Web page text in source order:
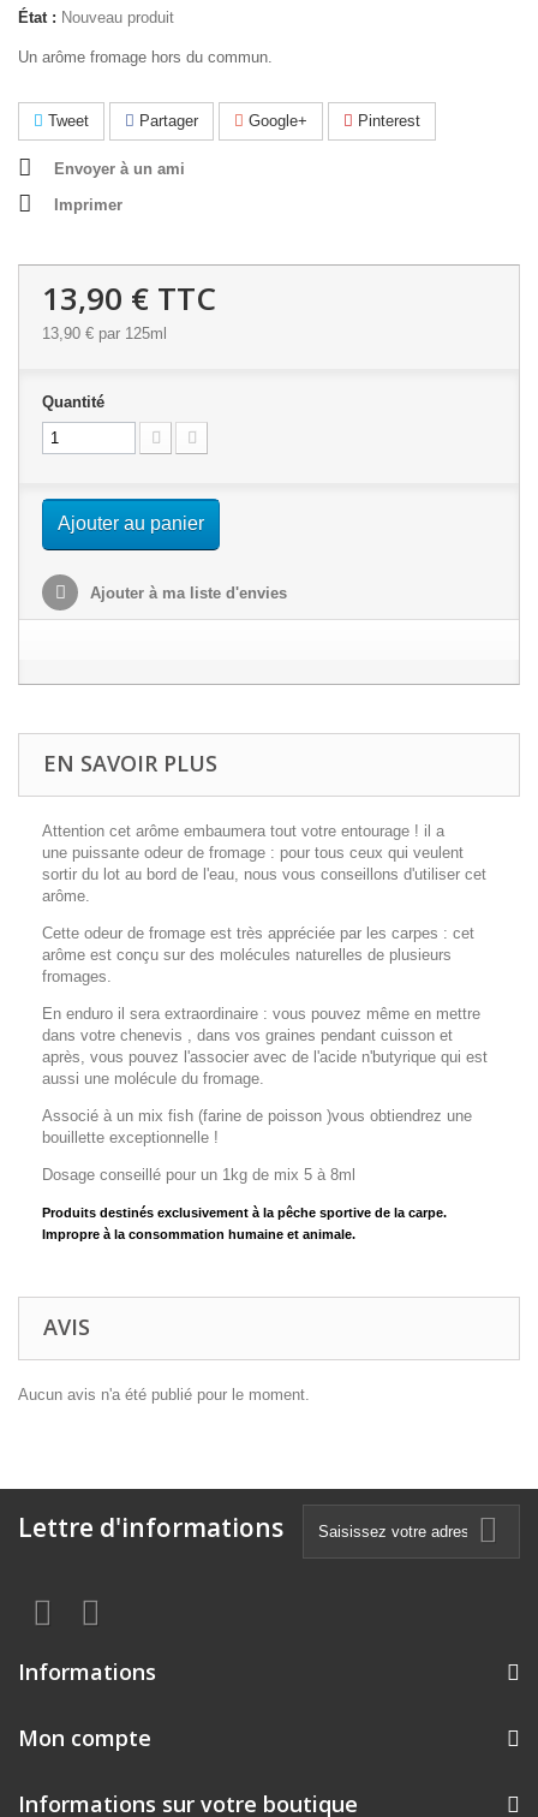
État : Nouveau produit
Un arôme fromage hors du commun.
Tweet Partager Google+ Pinterest
Envoyer à un ami
Imprimer
13,90 € TTC
13,90 € par 125ml
Quantité
Ajouter au panier
Ajouter à ma liste d'envies
EN SAVOIR PLUS
Attention cet arôme embaumera tout votre entourage ! il a
une puissante odeur de fromage : pour tous ceux qui veulent
sortir du lot au bord de l'eau, nous vous conseillons d'utiliser cet
arôme.
Cette odeur de fromage est très appréciée par les carpes : cet
arôme est conçu sur des molécules naturelles de plusieurs
fromages.
En enduro il sera extraordinaire : vous pouvez même en mettre
dans votre chenevis , dans vos graines pendant cuisson et
après, vous pouvez l'associer avec de l'acide n'butyrique qui est
aussi une molécule du fromage.
Associé à un mix fish (farine de poisson )vous obtiendrez une
bouillette exceptionnelle !
Dosage conseillé pour un 1kg de mix 5 à 8ml
Produits destinés exclusivement à la pêche sportive de la carpe.
Impropre à la consommation humaine et animale.
AVIS
Aucun avis n'a été publié pour le moment.
Lettre d'informations
Informations
Mon compte
Informations sur votre boutique